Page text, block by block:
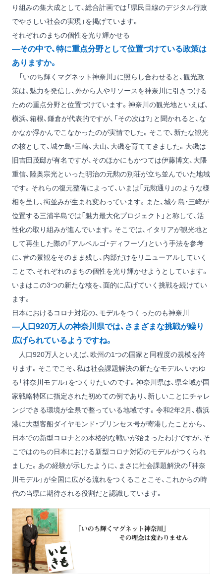
り組みの集大成として、総合計画では「県民目線のデジタル行政
でやさしい社会の実現」を掲げています。
それぞれのまちの個性を光り輝かせる
―その中で、特に重点分野として位置づけている政策は
ありますか。
「いのち輝くマグネット神奈川」に照らし合わせると、観光政
策は、魅力を発信し、外から人やリソースを神奈川に引きつける
ための重点分野と位置づけています。神奈川の観光地といえば、
横浜、箱根、鎌倉が代表的ですが、「その次は?」と聞かれると、な
かなか浮かんでこなかったのが実情でした。そこで、新たな観光
の核として、城ケ島・三崎、大山、大磯を育ててきました。大磯は
旧吉田茂邸が有名ですが、そのほかにもかつては伊藤博文、大隈
重信、陸奥宗光といった明治の元勲の別荘が立ち並んでいた地域
です。それらの復元整備によって、いまは「元勲通り」のような様
相を呈し、街並みが生まれ変わっています。また、城ケ島・三崎が
位置する三浦半島では「魅力最大化プロジェクト」と称して、活
性化の取り組みが進んでいます。そこでは、イタリアが観光地と
して再生した際の「アルベルゴ・ディフーゾ」という手法を参考
に、昔の景観をそのまま残し、内部だけをリニューアルしていく
ことで、それぞれのまちの個性を光り輝かせようとしています。
いまはこの3つの新たな核を、面的に広げていく挑戦を続けてい
ます。
日本におけるコロナ対応の、モデルをつくったのも神奈川
―人口920万人の神奈川県では、さまざまな挑戦が繰り
広げられているようですね。
人口920万人といえば、欧州の1つの国家と同程度の規模を誇
ります。そこでこそ、私は社会課題解決の新たなモデル、いわゆ
る「神奈川モデル」をつくりたいのです。神奈川県は、県全域が国
家戦略特区に指定された初めての例であり、新しいことにチャレ
ンジできる環境が全県で整っている地域です。令和2年2月、横浜
港に大型客船ダイヤモンド・プリンセス号が寄港したことから、
日本での新型コロナとの本格的な戦いが始まったわけですが、そ
こではのちの日本における新型コロナ対応のモデルがつくられ
ました。あの経験が示したように、まさに社会課題解決の「神奈
川モデル」が全国に広がる流れをつくることこそ、これからの時
代の当県に期待される役割だと認識しています。